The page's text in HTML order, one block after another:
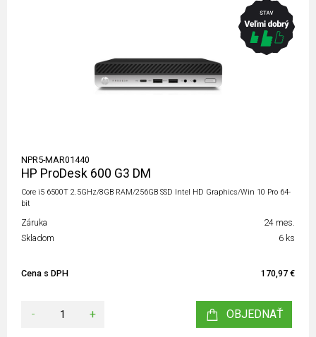
NPR5-MAR01440
HP ProDesk 600 G3 DM
Core i5 6500T 2.5GHz/8GB RAM/256GB SSD Intel HD Graphics/Win 10 Pro 64-
bit
Záruka
24 mes.
Skladom
6 ks
Cena s DPH 170,97 €
- + OBJEDNAŤ